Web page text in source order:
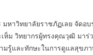
าวิทยาลัยราชภัฏเลย จัดอบ
ห็ม วิทยากรผู้ทรงคุณวุฒิ มา
มรู้และทักษะในการดูแลสุขภ